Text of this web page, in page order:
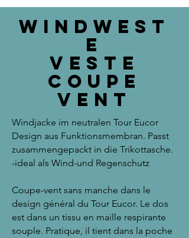
Windwest
e
Veste
coupe
vent
Windjacke im neutralen Tour Eucor
Design aus Funktionsmembran. Passt
zusammengepackt in die Trikottasche.
-ideal als Wind-und Regenschutz
Coupe-vent sans manche dans le
design général du Tour Eucor. Le dos
est dans un tissu en maille respirante
souple. Pratique, il tient dans la poche